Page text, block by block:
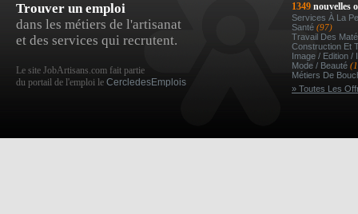
Trouver un emploi
dans les métiers de l'artisanat
et des services qui recrutent.
Le site JobArtisans.com fait partie
du portail de l'emploi le CercledesEmplois
1349 nouvelles
Services À La
Santé (97)
Travail Des
Construction Et
Image / Edition /
Mode / Beauté
Métiers De
» Toutes Les